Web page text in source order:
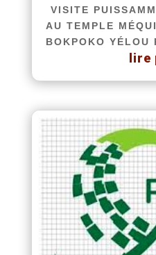
VISITE
AU TEMPLE
BOKPOKO
lire